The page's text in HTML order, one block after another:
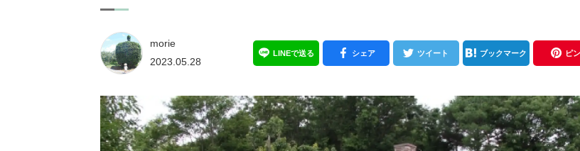
morie
2023.05.28
LINEで送る シェア ツイート ブックマーク ピン